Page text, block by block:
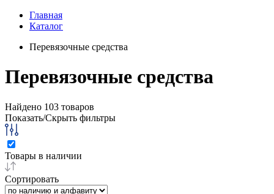
Главная
Каталог
Перевязочные средства
Перевязочные средства
Найдено 103 товаров
Показать/Скрыть фильтры
Товары в наличии
Сортировать